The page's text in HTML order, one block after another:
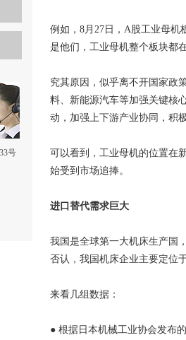
号
例如，8月27日，A股工业母机
是他们，工业母机整个板块都
究其原因，似乎离不开国家政
料、新能源汽车等加强关键核
动，加强上下游产业协同，积
可以看到，工业母机的位置在
始受到市场追捧。
进口替代需求巨大
我国是全球第一大机床生产国
否认，我国机床企业主要定位
来看几组数据：
● 根据日本机械工业协会发布